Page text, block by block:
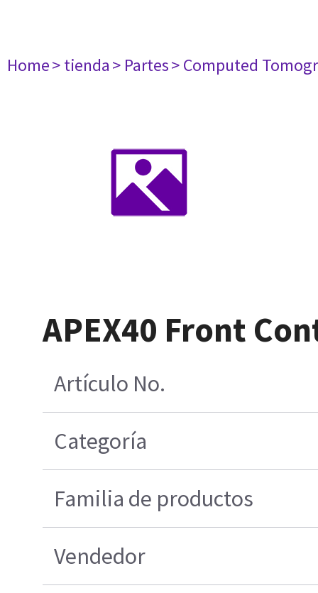
Home> tienda> Partes> Computed
APEX40 Front
Artículo No.
Categoría
Familia de productos
Vendedor